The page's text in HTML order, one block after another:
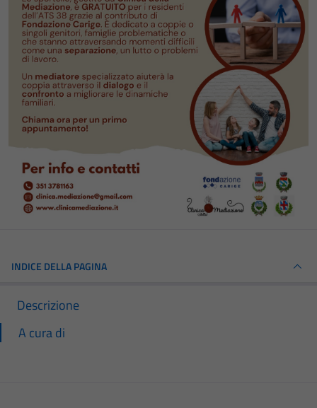
INDICE DELLA PAGINA
Descrizione
A cura di